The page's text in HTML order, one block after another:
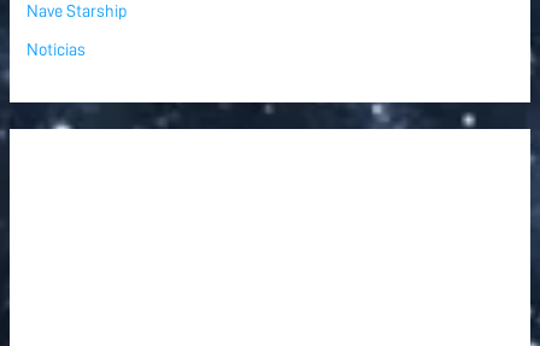
Nave Starship
Noticias